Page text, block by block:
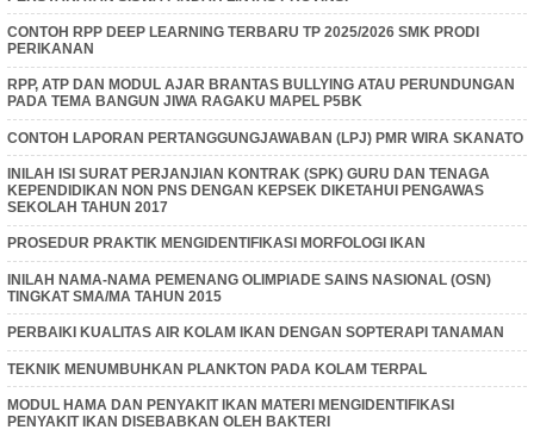
CONTOH RPP DEEP LEARNING TERBARU TP 2025/2026 SMK PRODI
PERIKANAN
RPP, ATP DAN MODUL AJAR BRANTAS BULLYING ATAU PERUNDUNGAN
PADA TEMA BANGUN JIWA RAGAKU MAPEL P5BK
CONTOH LAPORAN PERTANGGUNGJAWABAN (LPJ) PMR WIRA SKANATO
INILAH ISI SURAT PERJANJIAN KONTRAK (SPK) GURU DAN TENAGA
KEPENDIDIKAN NON PNS DENGAN KEPSEK DIKETAHUI PENGAWAS
SEKOLAH TAHUN 2017
PROSEDUR PRAKTIK MENGIDENTIFIKASI MORFOLOGI IKAN
INILAH NAMA-NAMA PEMENANG OLIMPIADE SAINS NASIONAL (OSN)
TINGKAT SMA/MA TAHUN 2015
PERBAIKI KUALITAS AIR KOLAM IKAN DENGAN SOPTERAPI TANAMAN
TEKNIK MENUMBUHKAN PLANKTON PADA KOLAM TERPAL
MODUL HAMA DAN PENYAKIT IKAN MATERI MENGIDENTIFIKASI
PENYAKIT IKAN DISEBABKAN OLEH BAKTERI